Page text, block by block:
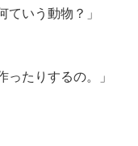
ていう動物？」
ったりするの。」